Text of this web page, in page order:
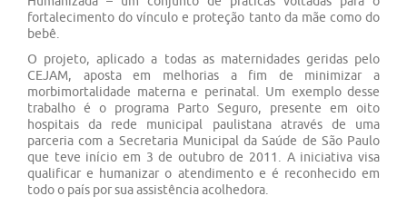
fortalecimento do vínculo e proteção tanto da mãe como do
bebê.
O projeto, aplicado a todas as maternidades geridas pelo
CEJAM, aposta em melhorias a fim de minimizar a
morbimortalidade materna e perinatal. Um exemplo desse
trabalho é o programa Parto Seguro, presente em oito
hospitais da rede municipal paulistana através de uma
parceria com a Secretaria Municipal da Saúde de São Paulo
que teve início em 3 de outubro de 2011. A iniciativa visa
qualificar e humanizar o atendimento e é reconhecido em
todo o país por sua assistência acolhedora.